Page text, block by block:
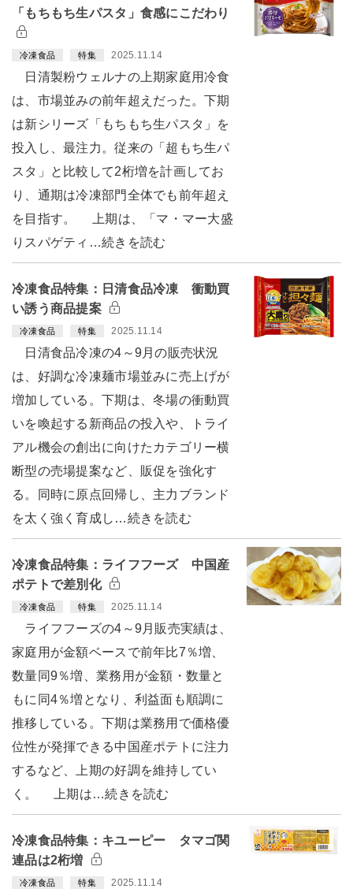
「もちもち生パスタ」食感にこだわり
冷凍食品 特集 2025.11.14
日清製粉ウェルナの上期家庭用冷食
は、市場並みの前年超えだった。下期
は新シリーズ「もちもち生パスタ」を
投入し、最注力。従来の「超もち生パ
スタ」と比較して2桁増を計画してお
り、通期は冷凍部門全体でも前年超え
を目指す。 上期は、「マ・マー大盛
りスパゲティ…続きを読む
冷凍食品特集：日清食品冷凍 衝動買
い誘う商品提案
冷凍食品 特集 2025.11.14
日清食品冷凍の4～9月の販売状況
は、好調な冷凍麺市場並みに売上げが
増加している。下期は、冬場の衝動買
いを喚起する新商品の投入や、トライ
アル機会の創出に向けたカテゴリー横
断型の売場提案など、販促を強化す
る。同時に原点回帰し、主力ブランド
を太く強く育成し…続きを読む
冷凍食品特集：ライフフーズ 中国産
ポテトで差別化
冷凍食品 特集 2025.11.14
ライフフーズの4～9月販売実績は、
家庭用が金額ベースで前年比7％増、
数量同9％増、業務用が金額・数量と
もに同4％増となり、利益面も順調に
推移している。下期は業務用で価格優
位性が発揮できる中国産ポテトに注力
するなど、上期の好調を維持してい
く。 上期は…続きを読む
冷凍食品特集：キユーピー タマゴ関
連品は2桁増
冷凍食品 特集 2025.11.14